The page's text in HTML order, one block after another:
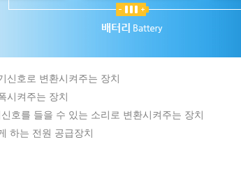
신호로 변환시켜주는 장치
시켜주는 장치
호를 들을 수 있는 소리로 변환시켜주는 장치
하는 전원 공급장치